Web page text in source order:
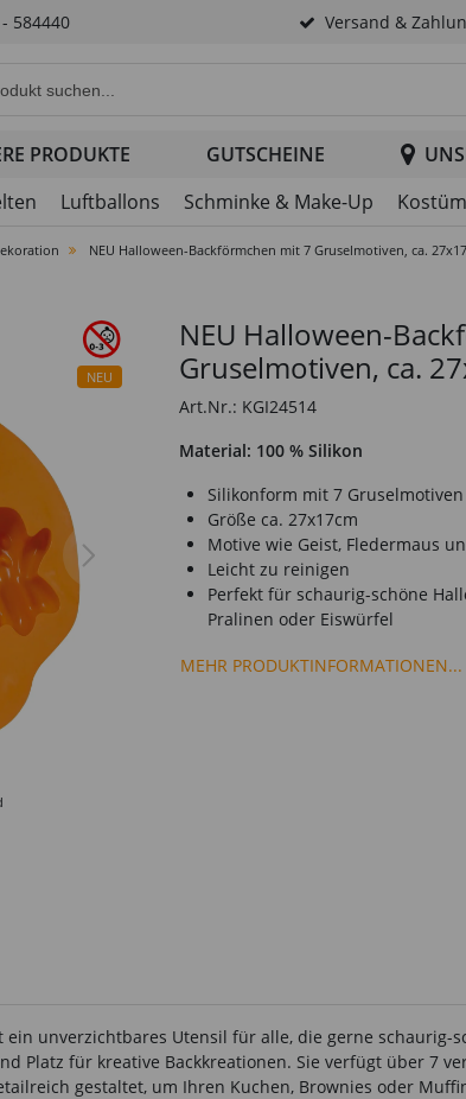
584440 Versand &
PRODUKTE GUTSCHEINE
Luftballons Schminke & Make-Up
NEU Halloween-Backförmchen mit 7 Gruselmotiven, ca.
NEU
NEU Halloween-
Gruselmotiven, ca.
Art.Nr.: KGI24514
Material: 100 % Silikon
Silikonform mit 7 Gruselmotiven
Größe ca. 27x17cm
Motive wie Geist, Fledermaus
Leicht zu reinigen
Perfekt für schaurig-schöne
Pralinen oder Eiswürfel
MEHR PRODUKTINFORMATIONEN...
unverzichtbares Utensil für alle, die gerne
Platz für kreative Backkreationen. Sie verfügt über 7
gestaltet, um Ihren Kuchen, Brownies oder